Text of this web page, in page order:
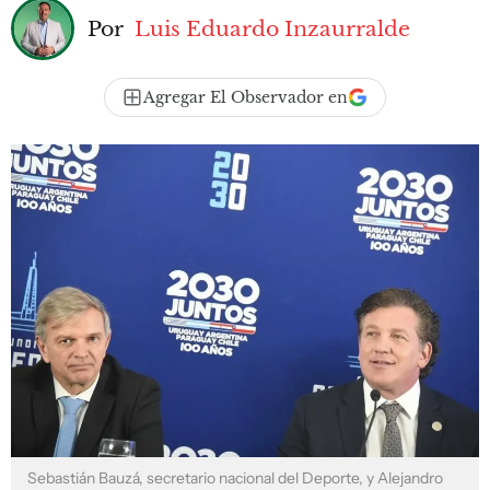
Por Luis Eduardo Inzaurralde
Agregar El Observador en
Sebastián Bauzá, secretario nacional del Deporte, y Alejandro